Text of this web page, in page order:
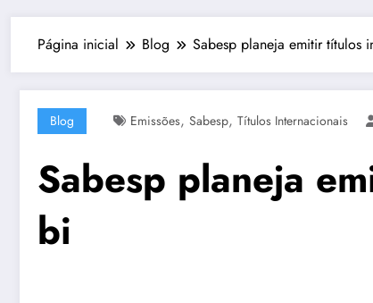
Página inicial Blog Sabesp planeja emitir títulos
Blog Emissões, Sabesp, Títulos Internacionais
Sabesp planeja
bi